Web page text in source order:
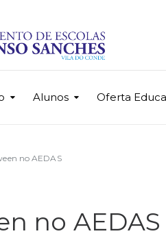
Alunos Oferta
no AEDAS
no AEDAS